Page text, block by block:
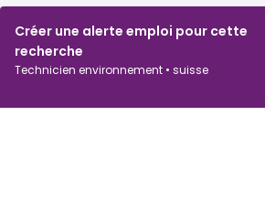
Créer une alerte emploi pour cette
recherche
Technicien environnement • suisse